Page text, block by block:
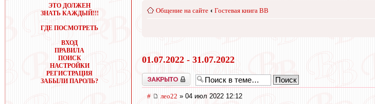
ЭТО ДОЛЖЕН
ЗНАТЬ КАЖДЫЙ!!!
ГДЕ ПОСМОТРЕТЬ
ВХОД
ПРАВИЛА
ПОИСК
НАСТРОЙКИ
РЕГИСТРАЦИЯ
ЗАБЫЛИ ПАРОЛЬ?
Общение на сайте ‹ Гостевая книга ВВ
01.07.2022 - 31.07.2022
Закрыто
# лео22 » 04 июл 2022 12:12